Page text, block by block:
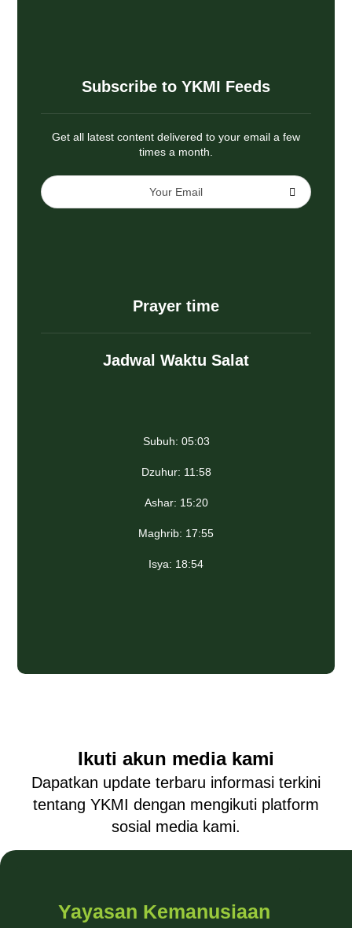
Subscribe to YKMI Feeds
Get all latest content delivered to your email a few
times a month.
Prayer time
Jadwal Waktu Salat
Subuh: 05:03
Dzuhur: 11:58
Ashar: 15:20
Maghrib: 17:55
Isya: 18:54
Ikuti akun media kami
Dapatkan update terbaru informasi terkini
tentang YKMI dengan mengikuti platform
sosial media kami.
Yayasan Kemanusiaan